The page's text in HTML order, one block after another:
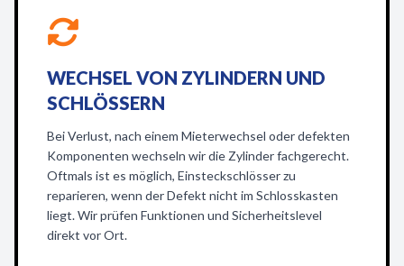
WECHSEL VON ZYLINDERN UND
SCHLÖSSERN
Bei Verlust, nach einem Mieterwechsel oder defekten
Komponenten wechseln wir die Zylinder fachgerecht.
Oftmals ist es möglich, Einsteckschlösser zu
reparieren, wenn der Defekt nicht im Schlosskasten
liegt. Wir prüfen Funktionen und Sicherheitslevel
direkt vor Ort.